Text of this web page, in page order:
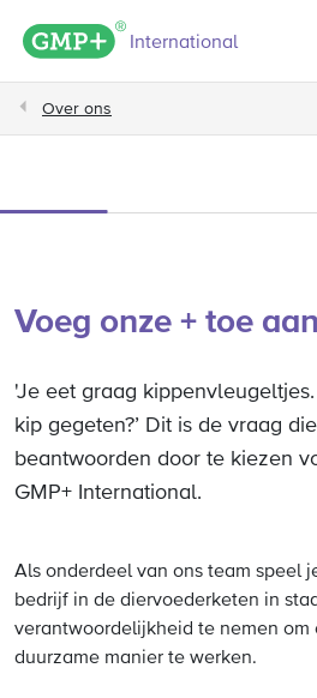
GMP+ logo
International
Over ons
Voeg onze + toe
'Je eet graag
kip gegeten?’ Dit is de vraag
beantwoorden door te kiezen
GMP+ International.
Als onderdeel van ons team speel
bedrijf in de diervoederketen in
verantwoordelijkheid te nemen om
duurzame manier te werken.